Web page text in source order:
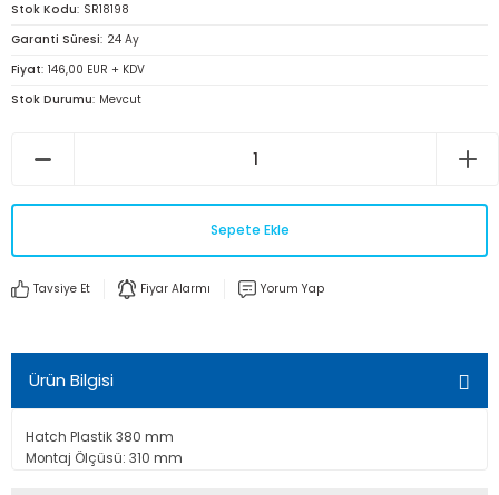
Stok Kodu SR18198
Garanti Süresi 24 Ay
Fiyat 146,00 EUR + KDV
Stok Durumu Mevcut
Sepete Ekle
Tavsiye Et Fiyar Alarmı Yorum Yap
Ürün Bilgisi
Hatch Plastik 380 mm
Montaj Ölçüsü: 310 mm